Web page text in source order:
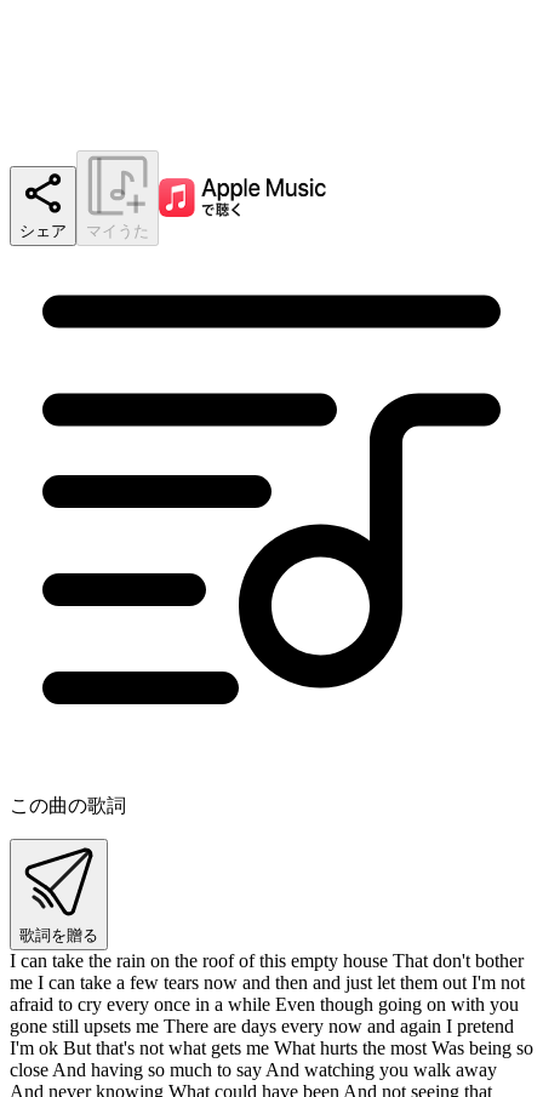
シェア マイうた
この曲の歌詞
歌詞を贈る
I can take the rain on the roof of this empty house That don't bother
me I can take a few tears now and then and just let them out I'm not
afraid to cry every once in a while Even though going on with you
gone still upsets me There are days every now and again I pretend
I'm ok But that's not what gets me What hurts the most Was being so
close And having so much to say And watching you walk away
And never knowing What could have been And not seeing that